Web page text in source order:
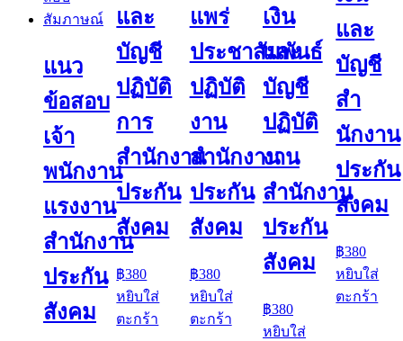
แนว
ข้อสอบ
เจ้า
พนักงาน
แรงงาน
สำนักงาน
ประกัน
สังคม
และ
บัญชี
ปฏิบัติ
การ
สำนักงาน
ประกัน
สังคม
฿380
หยิบใส่
ตะกร้า
แพร่
ประชาสัมพันธ์
ปฏิบัติ
งาน
สำนักงาน
ประกัน
สังคม
฿380
หยิบใส่
ตะกร้า
เงิน
และ
บัญชี
ปฏิบัติ
งาน
สำนักงาน
ประกัน
สังคม
฿380
หยิบใส่
และ
บัญชี
สํา
นักงาน
ประกัน
สังคม
฿380
หยิบใส่
ตะกร้า